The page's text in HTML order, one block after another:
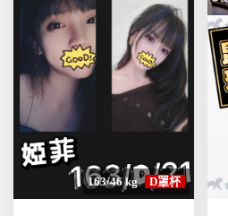
163/46 kg D罩杯